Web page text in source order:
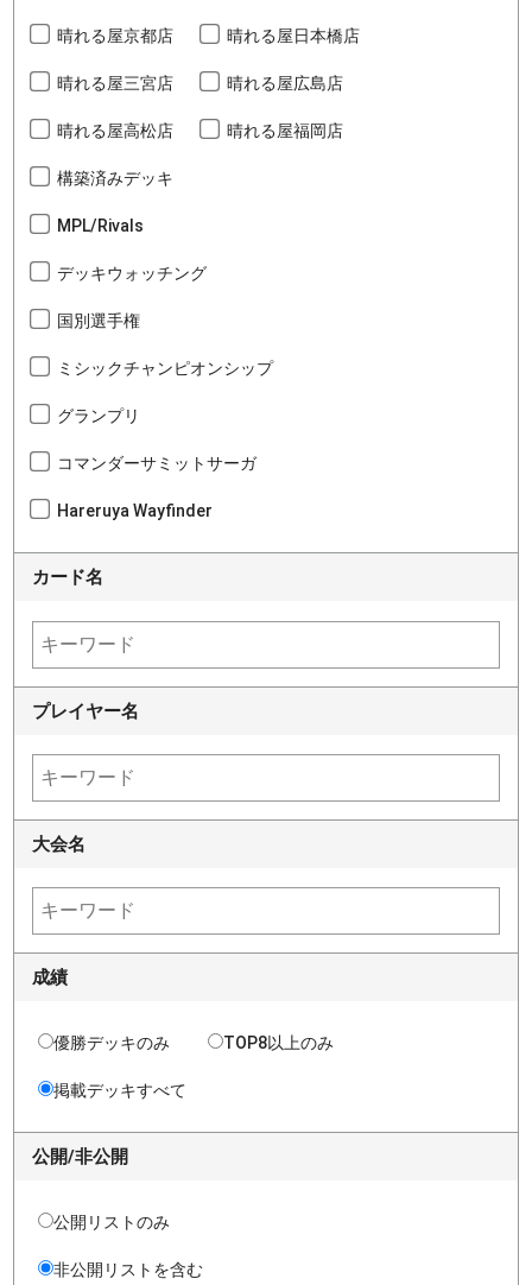
晴れる屋京都店 晴れる屋日本橋店
晴れる屋三宮店 晴れる屋広島店
晴れる屋高松店 晴れる屋福岡店
構築済みデッキ
MPL/Rivals
デッキウォッチング
国別選手権
ミシックチャンピオンシップ
グランプリ
コマンダーサミットサーガ
Hareruya Wayfinder
カード名
プレイヤー名
大会名
成績
優勝デッキのみ TOP8以上のみ
掲載デッキすべて
公開/非公開
公開リストのみ
非公開リストを含む